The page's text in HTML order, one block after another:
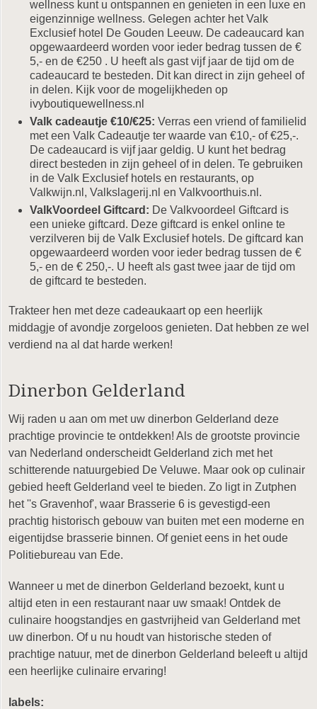
wellness kunt u ontspannen en genieten in een luxe en
eigenzinnige wellness. Gelegen achter het Valk
Exclusief hotel De Gouden Leeuw. De cadeaucard kan
opgewaardeerd worden voor ieder bedrag tussen de €
5,- en de €250 . U heeft als gast vijf jaar de tijd om de
cadeaucard te besteden. Dit kan direct in zijn geheel of
in delen. Kijk voor de mogelijkheden op
ivyboutiquewellness.nl
Valk cadeautje €10/€25: Verras een vriend of familielid
met een Valk Cadeautje ter waarde van €10,- of €25,-.
De cadeaucard is vijf jaar geldig. U kunt het bedrag
direct besteden in zijn geheel of in delen. Te gebruiken
in de Valk Exclusief hotels en restaurants, op
Valkwijn.nl, Valkslagerij.nl en Valkvoorthuis.nl.
ValkVoordeel Giftcard: De Valkvoordeel Giftcard is
een unieke giftcard. Deze giftcard is enkel online te
verzilveren bij de Valk Exclusief hotels. De giftcard kan
opgewaardeerd worden voor ieder bedrag tussen de €
5,- en de € 250,-. U heeft als gast twee jaar de tijd om
de giftcard te besteden.
Trakteer hen met deze cadeaukaart op een heerlijk
middagje of avondje zorgeloos genieten. Dat hebben ze wel
verdiend na al dat harde werken!
Dinerbon Gelderland
Wij raden u aan om met uw dinerbon Gelderland deze
prachtige provincie te ontdekken! Als de grootste provincie
van Nederland onderscheidt Gelderland zich met het
schitterende natuurgebied De Veluwe. Maar ook op culinair
gebied heeft Gelderland veel te bieden. Zo ligt in Zutphen
het ''s Gravenhof', waar Brasserie 6 is gevestigd-een
prachtig historisch gebouw van buiten met een moderne en
eigentijdse brasserie binnen. Of geniet eens in het oude
Politiebureau van Ede.
Wanneer u met de dinerbon Gelderland bezoekt, kunt u
altijd eten in een restaurant naar uw smaak! Ontdek de
culinaire hoogstandjes en gastvrijheid van Gelderland met
uw dinerbon. Of u nu houdt van historische steden of
prachtige natuur, met de dinerbon Gelderland beleeft u altijd
een heerlijke culinaire ervaring!
labels: